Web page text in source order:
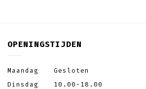
OPENINGSTIJDEN
Maandag
Gesloten
Dinsdag
10.00-18.00